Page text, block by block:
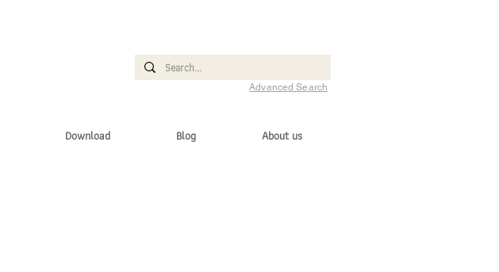
Advanced Search
Download Blog About us